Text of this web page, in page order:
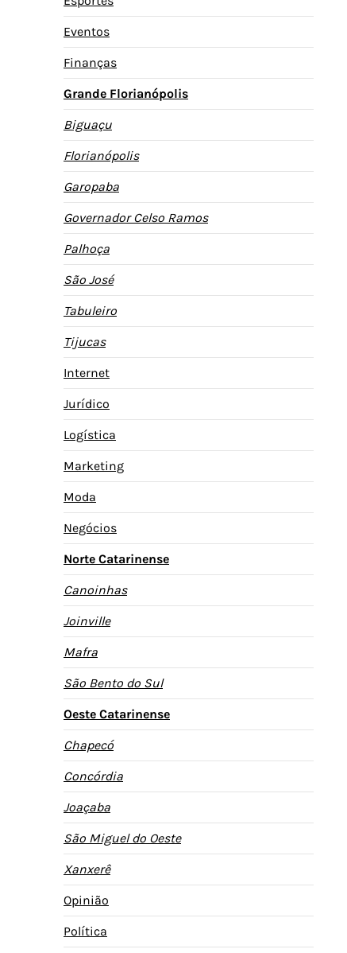
Eventos
Finanças
Grande Florianópolis
Biguaçu
Florianópolis
Garopaba
Governador Celso Ramos
Palhoça
São José
Tabuleiro
Tijucas
Internet
Jurídico
Logística
Marketing
Moda
Negócios
Norte Catarinense
Canoinhas
Joinville
Mafra
São Bento do Sul
Oeste Catarinense
Chapecó
Concórdia
Joaçaba
São Miguel do Oeste
Xanxerê
Opinião
Política